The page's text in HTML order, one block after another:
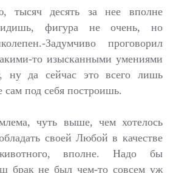
десять за нее вполне
фигура не очень, но
Задумчиво проговорил
то изысканными умениями
ну да сейчас это всего лишь
сам под себя построишь.
чуть выше, чем хотелось
своей Любой в качестве
вполне. Надо бы
брак не был чем-то совсем уж